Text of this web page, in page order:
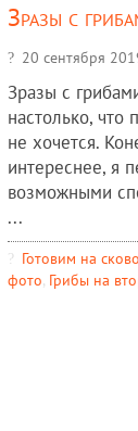
Зразы с
20 сентября
Зразы с
настолько, что
не хочется.
интереснее, я
возможными
...
Готовим на
фото, Грибы на